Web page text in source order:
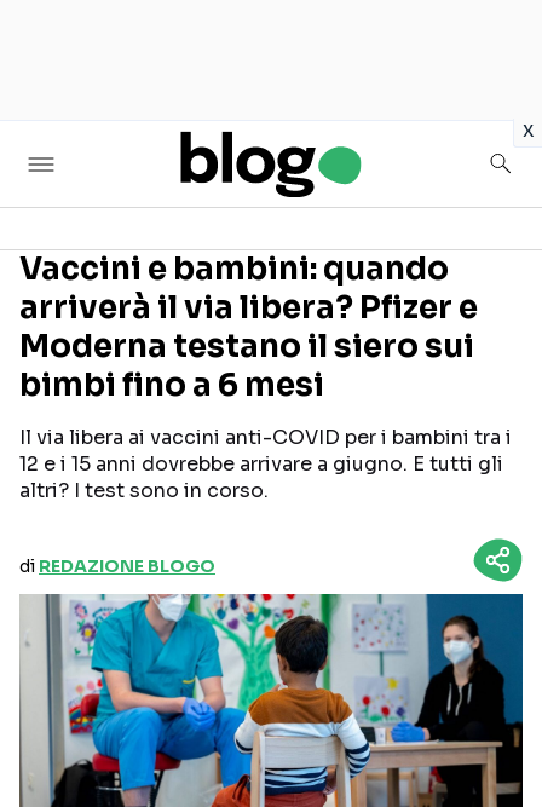
x
Seguici sui social
Vaccini e bambini: quando
arriverà il via libera? Pfizer e
Moderna testano il siero sui
bimbi fino a 6 mesi
Il via libera ai vaccini anti-COVID per i bambini tra i
12 e i 15 anni dovrebbe arrivare a giugno. E tutti gli
altri? I test sono in corso.
di REDAZIONE BLOGO